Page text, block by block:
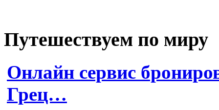
Путешествуем по миру
Онлайн сервис
Грец…